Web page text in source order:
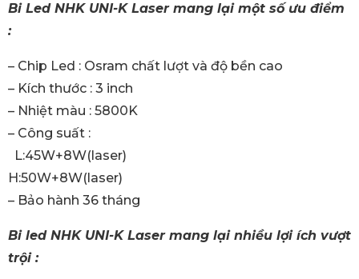
Bi Led NHK UNI-K Laser mang lại một số ưu điểm
:
– Chip Led : Osram chất lượt và độ bền cao
– Kích thước : 3 inch
– Nhiệt màu : 5800K
– Công suất :
L:45W+8W(laser)
H:50W+8W(laser)
– Bảo hành 36 tháng
Bi led NHK UNI-K Laser mang lại nhiều lợi ích vượt
trội :